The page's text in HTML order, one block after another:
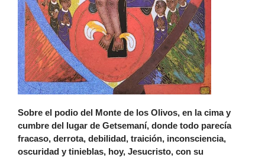
Sobre el podio del Monte de los Olivos, en la cima y
cumbre del lugar de Getsemaní, donde todo parecía
fracaso, derrota, debilidad, traición, inconsciencia,
oscuridad y tinieblas, hoy, Jesucristo, con su